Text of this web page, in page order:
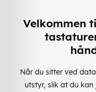
Velkommen
Når du sitter ved
utstyr, slik at du